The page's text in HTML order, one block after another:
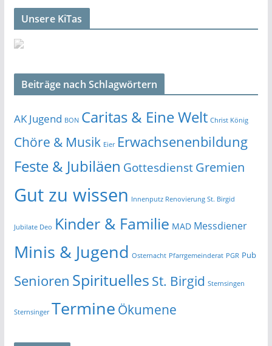
Unsere KiTas
Beiträge nach Schlagwörtern
AK Jugend BON Caritas & Eine Welt Christ König
Chöre & Musik Eier Erwachsenenbildung
Feste & Jubiläen GottesdienstGremien
Gut zu wissen Innenputz Renovierung St. Birgid
Jubilate Deo Kinder & Familie MAD Messdiener
Minis & Jugend Osternacht Pfarrgemeinderat PGR Pub
Senioren Spirituelles St. Birgid Sternsingen
Sternsinger Termine Ökumene